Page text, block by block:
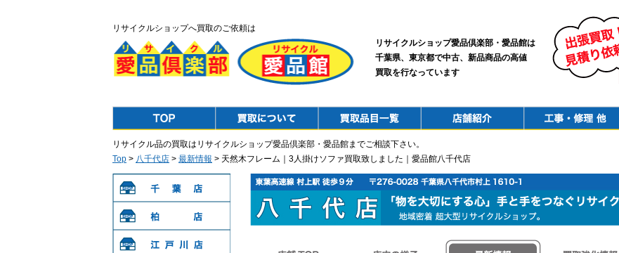
リサイクルショップへ買取のご依頼は
リサイクルショップ愛品倶楽部・愛品館は
千葉県、東京都で中古、新品商品の高値
買取を行なっています
リサイクル品の買取はリサイクルショップ愛品倶楽部・愛品館までご相談下さい。
Top > 八千代店 > 最新情報 > 天然木フレーム｜3人掛けソファ買取致しました｜愛品館八千代店